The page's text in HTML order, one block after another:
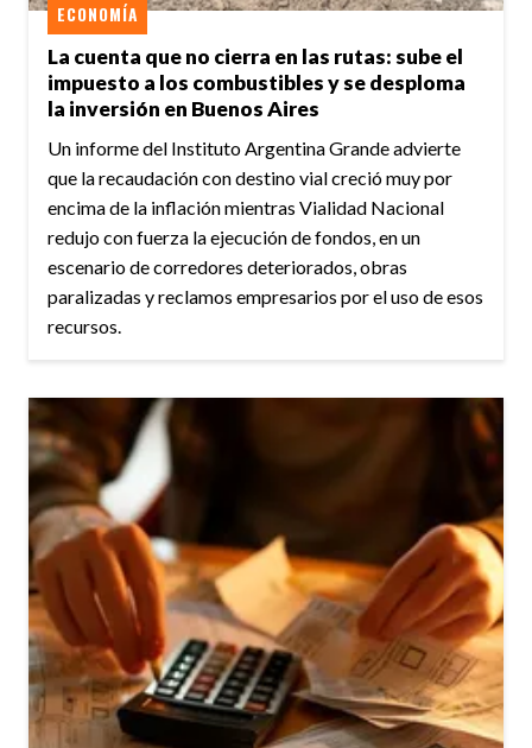
La cuenta que no cierra en las rutas: sube el
impuesto a los combustibles y se desploma
la inversión en Buenos Aires
ECONOMÍA
Un informe del Instituto Argentina Grande advierte
que la recaudación con destino vial creció muy por
encima de la inflación mientras Vialidad Nacional
redujo con fuerza la ejecución de fondos, en un
escenario de corredores deteriorados, obras
paralizadas y reclamos empresarios por el uso de esos
recursos.